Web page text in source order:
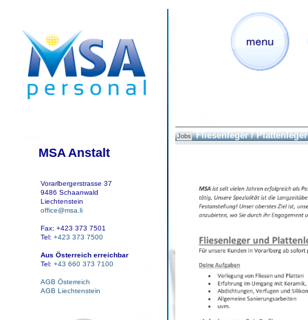
MSA Anstalt
Vorarlbergerstrasse 37
9486 Schaanwald
Liechtenstein
office@msa.li
Fax: +423 373 7501
Tel: +423 373 7500
Aus Österreich erreichbar
Tel: +43 660 373 7100
AGB Österreich
AGB Liechtenstein
Jobs Fliesenleger / Plattenleger